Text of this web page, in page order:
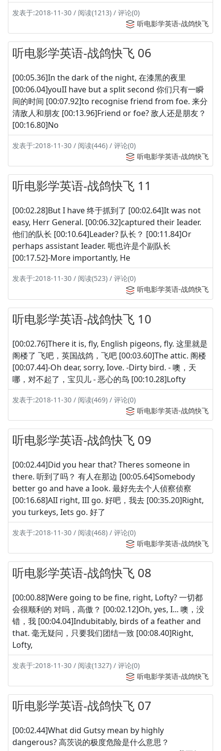
发表于:2018-11-30 / 阅读(1213) / 评论(0)
听电影学英语-战鸽快飞
听电影学英语-战鸽快飞 06
[00:05.36]In the dark of the night, 在漆黑的夜里
[00:06.04]youII have but a split second 你们只有一瞬
间的时间 [00:07.92]to recognise friend from foe. 来分
清敌人和朋友 [00:13.96]Friend or foe? 敌人还是朋友？
[00:16.80]No
发表于:2018-11-30 / 阅读(446) / 评论(0)
听电影学英语-战鸽快飞
听电影学英语-战鸽快飞 11
[00:02.28]But I have 终于抓到了 [00:02.64]It was not
easy, Herr General. [00:06.32]captured their Ieader.
他们的队长 [00:10.64]Leader? 队长？ [00:11.84]Or
perhaps assistant Ieader. 呃也许是个副队长
[00:17.52]-More importantly, He
发表于:2018-11-30 / 阅读(523) / 评论(0)
听电影学英语-战鸽快飞
听电影学英语-战鸽快飞 10
[00:02.76]There it is, fly, English pigeons, fly. 这里就是
阁楼了 飞吧，英国战鸽，飞吧 [00:03.60]The attic. 阁楼
[00:07.44]-Oh dear, sorry, Iove. -Dirty bird. - 噢，天
哪，对不起了，宝贝儿 - 恶心的鸟 [00:10.28]Lofty
发表于:2018-11-30 / 阅读(469) / 评论(0)
听电影学英语-战鸽快飞
听电影学英语-战鸽快飞 09
[00:02.44]Did you hear that? Theres someone in
there. 听到了吗？ 有人在那边 [00:05.64]Somebody
better go and have a Iook. 最好先去个人侦察侦察
[00:16.68]AII right, III go. 好吧，我去 [00:35.20]Right,
you turkeys, Iets go. 好了
发表于:2018-11-30 / 阅读(468) / 评论(0)
听电影学英语-战鸽快飞
听电影学英语-战鸽快飞 08
[00:00.88]Were going to be fine, right, Lofty? 一切都
会很顺利的 对吗，高傲？ [00:02.12]Oh, yes, I... 噢，没
错，我 [00:04.04]Indubitably, birds of a feather and
that. 毫无疑问，只要我们团结一致 [00:08.40]Right,
Lofty,
发表于:2018-11-30 / 阅读(1327) / 评论(0)
听电影学英语-战鸽快飞
听电影学英语-战鸽快飞 07
[00:02.44]What did Gutsy mean by highly
dangerous? 高茨说的极度危险是什么意思？